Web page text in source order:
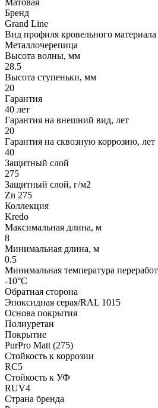
Матовая
Бренд
Grand Line
Вид профиля кровельного материала
Металлочерепица
Высота волны, мм
28.5
Высота ступеньки, мм
20
Гарантия
40 лет
Гарантия на внешний вид, лет
20
Гарантия на сквозную коррозию, лет
40
Защитный слой
275
Защитный слой, г/м2
Zn 275
Коллекция
Kredo
Максимальная длина, м
8
Минимальная длина, м
0.5
Минимальная температура
-10°С
Обратная сторона
Эпоксидная серая/RAL 1015
Основа покрытия
Полиуретан
Покрытие
PurPro Matt (275)
Стойкость к коррозии
RC5
Стойкость к УФ
RUV4
Страна бренда